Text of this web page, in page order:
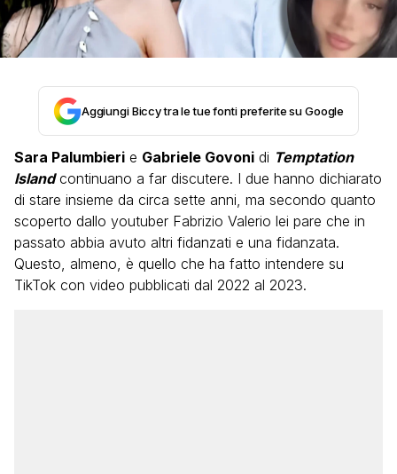
Aggiungi Biccy tra le tue fonti preferite su Google
Sara Palumbieri e Gabriele Govoni di Temptation
Islandcontinuano a far discutere. I due hanno dichiarato
di stare insieme da circa sette anni, ma secondo quanto
scoperto dallo youtuber Fabrizio Valerio lei pare che in
passato abbia avuto altri fidanzati e una fidanzata.
Questo, almeno, è quello che ha fatto intendere su
TikTok con video pubblicati dal 2022 al 2023.